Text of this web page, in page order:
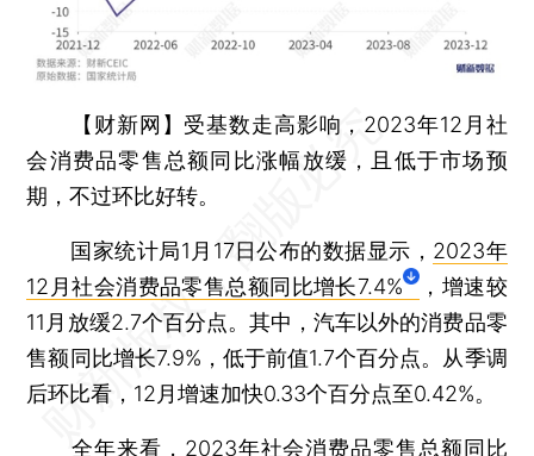
【财新网】 受基数走高影响，2023年12月社
会消费品零售总额同比涨幅放缓，且低于市场预
期，不过环比好转。
国家统计局1月17日公布的数据显示， 2023年
12月社会消费品零售总额同比增长7.4%
，增速较
11月放缓2.7个百分点。其中，汽车以外的消费品零
售额同比增长7.9%，低于前值1.7个百分点。从季调
后环比看，12月增速加快0.33个百分点至0.42%。
全年来看， 2023年社会消费品零售总额同比